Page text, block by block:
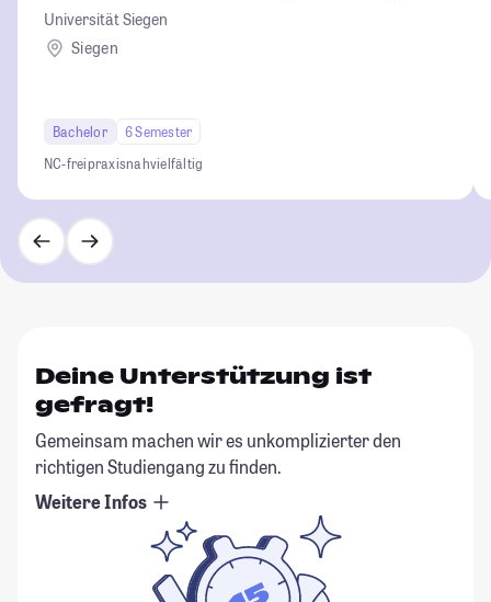
Universität Siegen
Siegen
Bachelor
6 Semester
NC-freipraxisnahvielfältig
Deine Unterstützung ist
gefragt!
Gemeinsam machen wir es unkomplizierter den
richtigen Studiengang zu finden.
Weitere Infos